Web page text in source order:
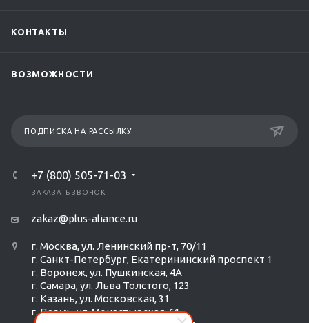
КОНТАКТЫ
ВОЗМОЖНОСТИ
ПОДПИСКА НА РАССЫЛКУ
+7 (800) 505-71-03
ЗАКАЗАТЬ ЗВОНОК
zakaz@plus-aliance.ru
г. Москва, ул. Ленинский пр-т, 70/11
г. Санкт-Петербург, Екатерининский проспект 1
г. Воронеж, ул. Пушкинская, 4А
г. Самара, ул. Льва Толстого, 123
г. Казань, ул. Московская, 31
г. Пермь, ул. Монастырская, 61